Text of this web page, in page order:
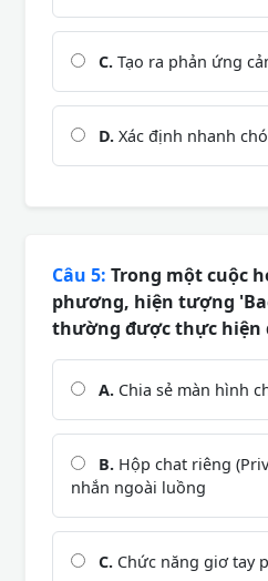
C. Tạo ra phản ứng
D. Xác định nhanh
Câu 5: Trong một cuộc
phương, hiện tượng
thường được thực hiện
A. Chia sẻ màn hình
B. Hộp chat riêng
nhắn ngoài luồng
C. Chức năng giơ tay